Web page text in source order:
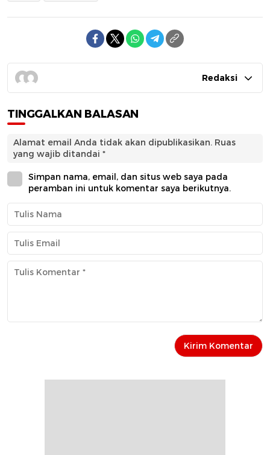
Redaksi
TINGGALKAN BALASAN
Alamat email Anda tidak akan dipublikasikan. Ruas
yang wajib ditandai *
Simpan nama, email, dan situs web saya pada
peramban ini untuk komentar saya berikutnya.